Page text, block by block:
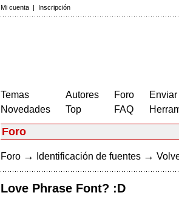
Mi cuenta | Inscripción
Temas
Novedades
Autores
Top
Foro
FAQ
Foro
Foro → Identificación de fuentes →
Love Phrase Font? :D